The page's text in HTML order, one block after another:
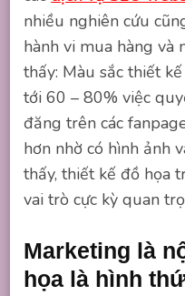
nhiều nghiên cứu
hành vi mua hàng và
thấy: Màu sắc thiết
tới 60 – 80% việc
đăng trên các
hơn nhờ có hình ảnh
thấy, thiết kế đồ họa
vai trò cực kỳ quan
Marketing là
họa là hình